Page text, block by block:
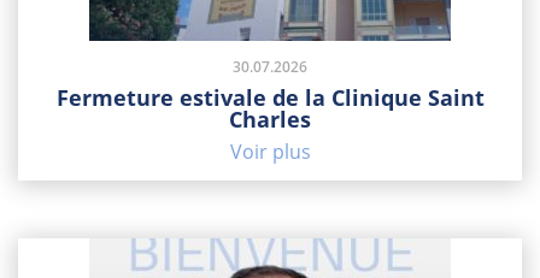
30.07.2026
Fermeture estivale de la Clinique Saint
Charles
Voir plus